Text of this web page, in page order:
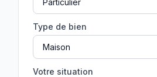
Type de bien
Votre situation